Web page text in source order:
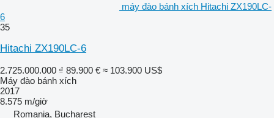
máy đào bánh xích Hitachi ZX190LC-
6
35
Hitachi ZX190LC-6
2.725.000.000 ₫ 89.900 € ≈ 103.900 US$
Máy đào bánh xích
2017
8.575 m/giờ
Romania, Bucharest